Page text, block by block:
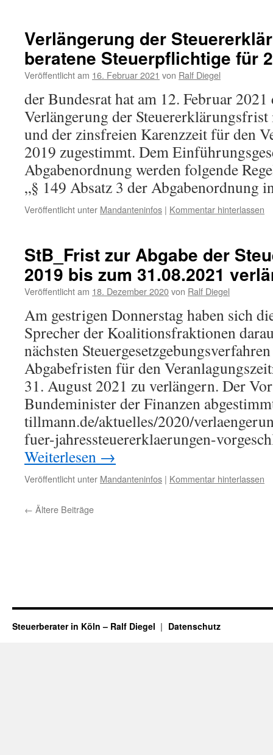
Verlängerung der
beratene Steuerpflichtige für
Veröffentlicht am 16. Februar 2021 von Ralf Diegel
der Bundesrat hat am 12. Februar 2021
Verlängerung der Steuererklärungsfrist
und der zinsfreien Karenzzeit für den
2019 zugestimmt. Dem
Abgabenordnung werden folgende
„§ 149 Absatz 3 der
Veröffentlicht unter Mandanteninfos | Kommentar hinterlassen
StB_Frist zur Abgabe der
2019 bis zum 31.08.2021
Veröffentlicht am 18. Dezember 2020von Ralf Diegel
Am gestrigen Donnerstag haben sich
Sprecher der Koalitionsfraktionen
nächsten
Abgabefristen für den
31. August 2021 zu verlängern. Der
Bundeminister der Finanzen
tillmann.de/aktuelles/2020/
fuer-jahressteuererklaerungen-
Weiterlesen →
Veröffentlicht unter Mandanteninfos | Kommentar hinterlassen
← Ältere Beiträge
Steuerberater in Köln – Ralf Diegel Datenschutz